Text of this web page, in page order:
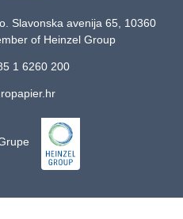
Slavonska avenija 65, 10360
of Heinzel Group
1 6260 200